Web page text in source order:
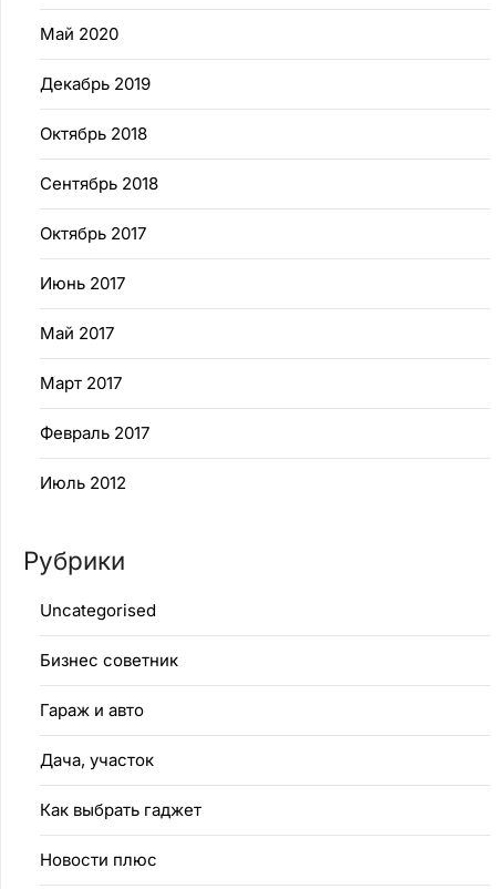
Май 2020
Декабрь 2019
Октябрь 2018
Сентябрь 2018
Октябрь 2017
Июнь 2017
Май 2017
Март 2017
Февраль 2017
Июль 2012
Рубрики
Uncategorised
Бизнес советник
Гараж и авто
Дача, участок
Как выбрать гаджет
Новости плюс